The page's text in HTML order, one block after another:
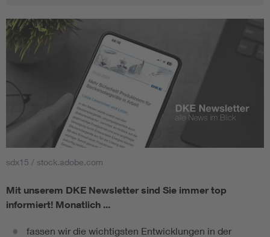
sdx15 / stock.adobe.com
Mit unserem DKE Newsletter sind Sie immer top
informiert! Monatlich ...
fassen wir die wichtigsten Entwicklungen in der